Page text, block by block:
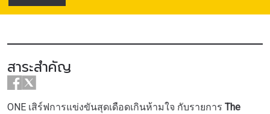
สาระสำคัญ
ONE เสิร์ฟการแข่งขันสุดเดือดเกินห้ามใจ กับรายการ The